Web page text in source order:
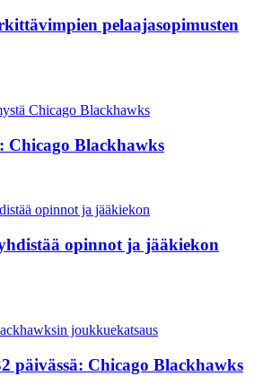
pelaajasopimusten
Chicago Blackhawks
opinnot ja jääkiekon
päivässä: Chicago Blackhawks